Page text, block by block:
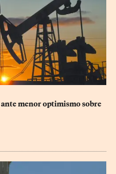
menor optimismo sobre